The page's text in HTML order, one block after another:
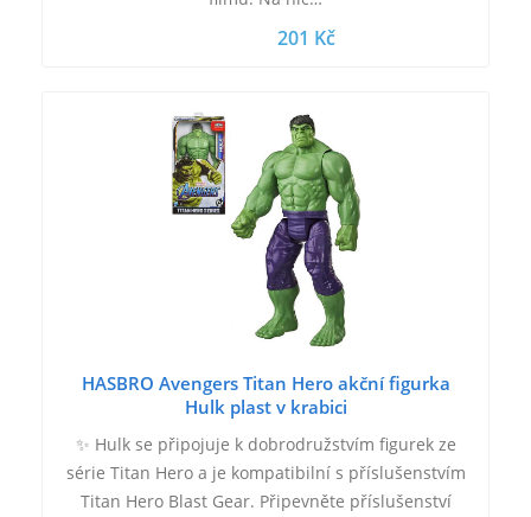
201 Kč
HASBRO Avengers Titan Hero akční figurka
Hulk plast v krabici
✨ Hulk se připojuje k dobrodružstvím figurek ze
série Titan Hero a je kompatibilní s příslušenstvím
Titan Hero Blast Gear. Připevněte příslušenství